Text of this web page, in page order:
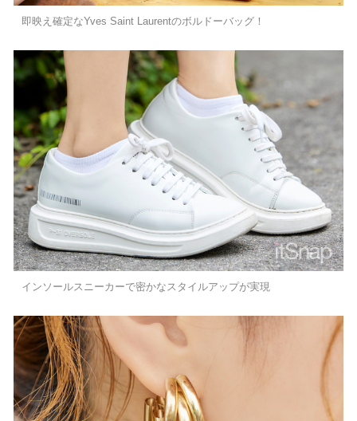
即映え確定なYves Saint Laurentのボルドーバッグ！
インソールスニーカーで密かなスタイルアップが実現